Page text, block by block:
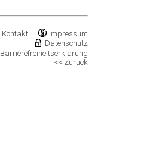
Impressum
Kontakt
Datenschutz
Barrierefreiheitserklärung
<< Zurück